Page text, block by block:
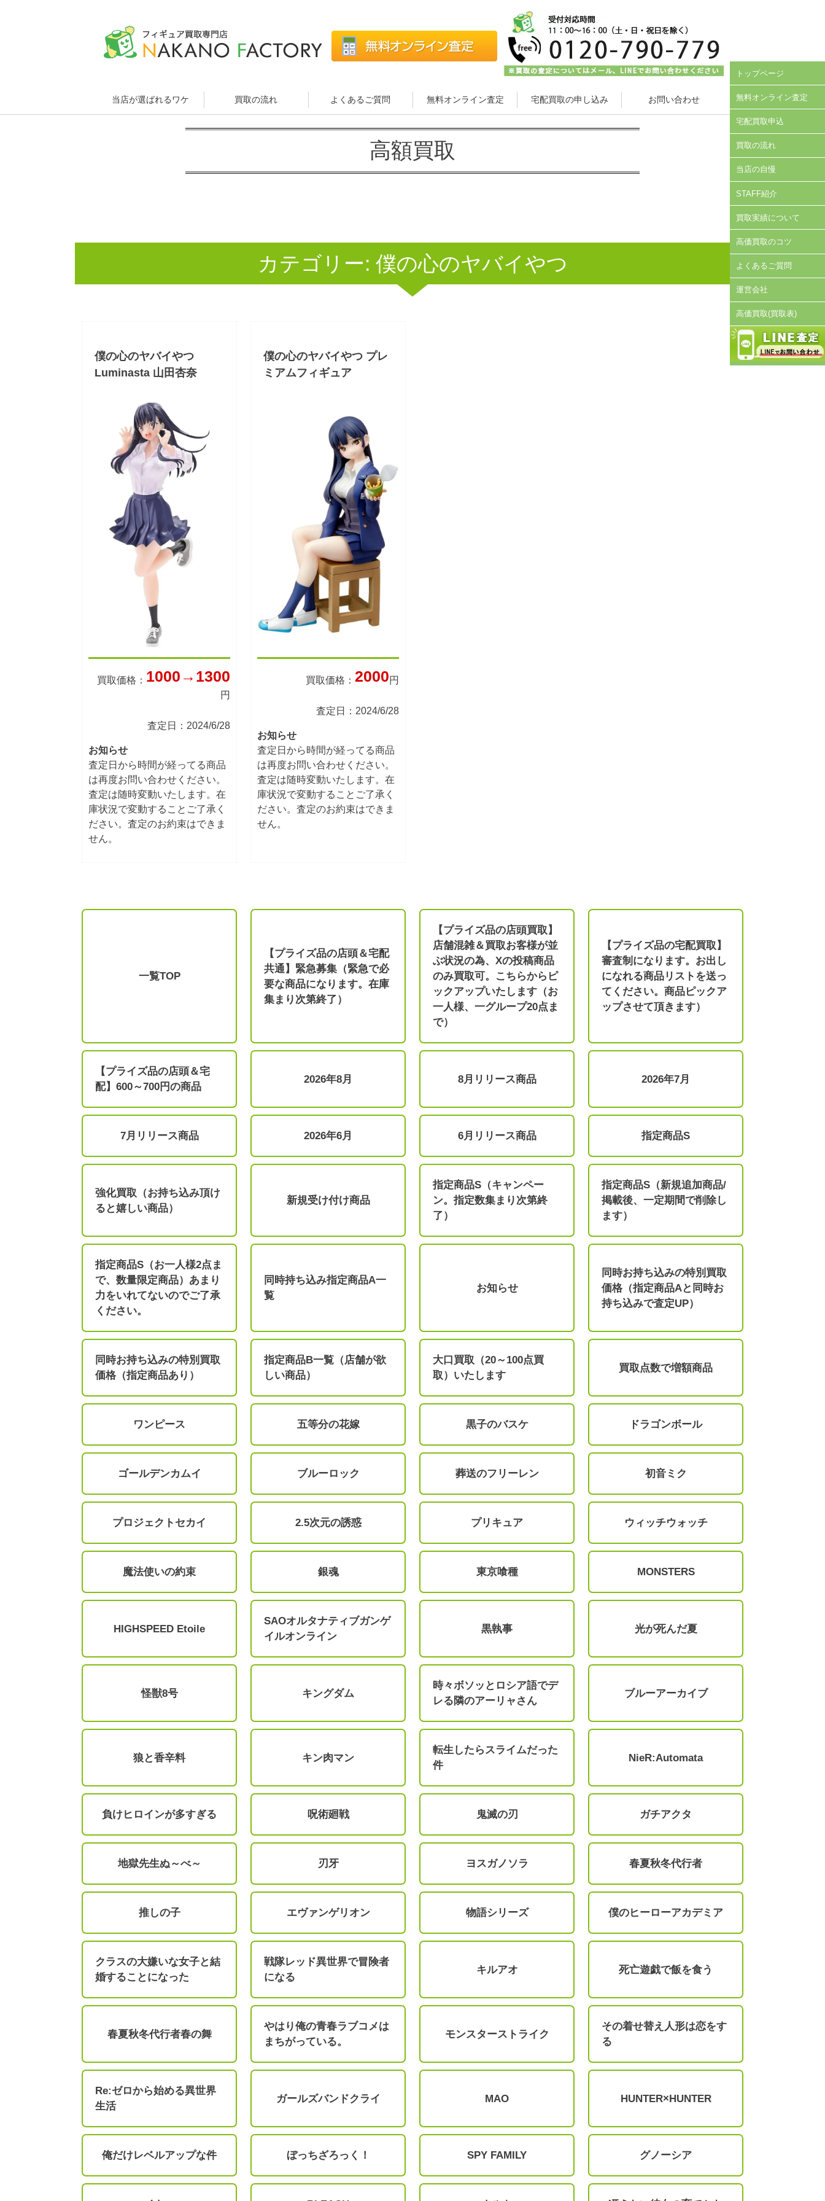
当店が選ばれるワケ 買取の流れ よくあるご質問 無料オンライン査定 宅配買取の申し込み お問い合わせ
高額買取
カテゴリー: 僕の心のヤバイやつ
僕の心のヤバイやつ
Luminasta 山田杏奈
買取価格： 1000→1300
円
査定日：2024/6/28
お知らせ
査定日から時間が経ってる商品
は再度お問い合わせください。
査定は随時変動いたします。在
庫状況で変動することご了承く
ださい。査定のお約束はできま
せん。
僕の心のヤバイやつ プレ
ミアムフィギュア
買取価格： 2000円
査定日：2024/6/28
お知らせ
査定日から時間が経ってる商品
は再度お問い合わせください。
査定は随時変動いたします。在
庫状況で変動することご了承く
ださい。査定のお約束はできま
せん。
一覧TOP
【プライズ品の店頭＆宅配
共通】緊急募集（緊急で必
要な商品になります。在庫
集まり次第終了）
【プライズ品の店頭買取】
店舗混雑＆買取お客様が並
ぶ状況の為、Xの投稿商品
のみ買取可。こちらからピ
ックアップいたします（お
一人様、一グループ20点ま
で）
【プライズ品の宅配買取】
審査制になります。お出し
になれる商品リストを送っ
てください。商品ピックア
ップさせて頂きます）
【プライズ品の店頭＆宅
配】600～700円の商品
2026年8月 8月リリース商品 2026年7月
7月リリース商品 2026年6月 6月リリース商品 指定商品S
強化買取（お持ち込み頂け
ると嬉しい商品）
新規受け付け商品
指定商品S（キャンペー
ン。指定数集まり次第終
了）
指定商品S（新規追加商品/
掲載後、一定期間で削除し
ます）
指定商品S（お一人様2点ま
で、数量限定商品）あまり
力をいれてないのでご了承
ください。
同時持ち込み指定商品A一
覧
お知らせ
同時お持ち込みの特別買取
価格（指定商品Aと同時お
持ち込みで査定UP）
同時お持ち込みの特別買取
価格（指定商品あり）
指定商品B一覧（店舗が欲
しい商品）
大口買取（20～100点買
取）いたします
買取点数で増額商品
ワンピース 五等分の花嫁 黒子のバスケ ドラゴンボール
ゴールデンカムイ ブルーロック 葬送のフリーレン 初音ミク
プロジェクトセカイ 2.5次元の誘惑 プリキュア ウィッチウォッチ
魔法使いの約束 銀魂 東京喰種 MONSTERS
HIGHSPEED Etoile
SAOオルタナティブガンゲ
イルオンライン
黒執事 光が死んだ夏
怪獣8号 キングダム
時々ボソッとロシア語でデ
レる隣のアーリャさん
ブルーアーカイブ
狼と香辛料 キン肉マン
転生したらスライムだった
件
NieR:Automata
負けヒロインが多すぎる 呪術廻戦 鬼滅の刃 ガチアクタ
地獄先生ぬ～べ～ 刃牙 ヨスガノソラ 春夏秋冬代行者
推しの子 エヴァンゲリオン 物語シリーズ 僕のヒーローアカデミア
クラスの大嫌いな女子と結
婚することになった
戦隊レッド異世界で冒険者
になる
キルアオ 死亡遊戯で飯を食う
春夏秋冬代行者春の舞
やはり俺の青春ラブコメは
まちがっている。
モンスターストライク
その着せ替え人形は恋をす
る
Re:ゼロから始める異世界
生活
ガールズバンドクライ MAO HUNTER×HUNTER
俺だけレベルアップな件 ぼっちざろっく！ SPY FAMILY グノーシア
トップページ
無料オンライン査定
宅配買取申込
買取の流れ
当店の自慢
STAFF紹介
買取実績について
高価買取のコツ
よくあるご質問
運営会社
高価買取(買取表)